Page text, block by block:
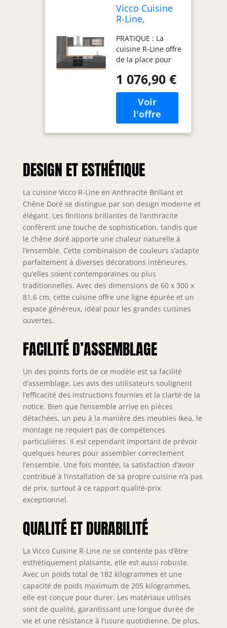
Vicco Cuisine
R-Line,
Brillant/Chêne
doré, 300cm
PRATIQUE : La
cuisine R-Line offre
de la place pour
réfrigérateur
encastrable ainsi
qu’un four. Des
façades
entièrement
intégrées pour
en option.
CONFIGURATION
FLEXIBLE : La
cuisine avec 4
meubles bas et 3
meubles hauts
peut être agrandie
et adaptée
individuellement.
Les pieds réglables
en hauteur offrent
une flexibilité
supplémentaire.
DIMENSIONS : Le
meuble de cuisine
hauteur de 207
cm. Les meubles
bas ont une
profondeur de 46
cm. Niche pour
four : 56,8x59,8x44
cm. MATÉRIAU :
Les façades et le
corps de la cuisine
sont fabriqués en
panneau de
particules de 16
mm avec
revêtement en
résine mélaminée.
est en panneau de
particules de 28
mm. CONTENU DE
LIVRAISON : bloc
de cuisine avec
plan de travail,
matériel de
montage,
instructions de
montage (sauf
indication
1 076,90 €
DESIGN ET ESTHÉTIQUE
La cuisine Vicco R-Line en Anthracite Brillant et
Chêne Doré se distingue par son design moderne et
élégant. Les finitions brillantes de l’anthracite
confèrent une touche de sophistication, tandis que
le chêne doré apporte une chaleur naturelle à
l’ensemble. Cette combinaison de couleurs s’adapte
parfaitement à diverses décorations intérieures,
qu’elles soient contemporaines ou plus
traditionnelles. Avec des dimensions de 60 x 300 x
81,6 cm, cette cuisine offre une ligne épurée et un
espace généreux, idéal pour les grandes cuisines
ouvertes.
FACILITÉ D’ASSEMBLAGE
Un des points forts de ce modèle est sa facilité
d’assemblage. Les avis des utilisateurs soulignent
l’efficacité des instructions fournies et la clarté de la
notice. Bien que l’ensemble arrive en pièces
détachées, un peu à la manière des meubles Ikea, le
montage ne requiert pas de compétences
particulières. Il est cependant important de prévoir
quelques heures pour assembler correctement
l’ensemble. Une fois montée, la satisfaction d’avoir
contribué à l’installation de sa propre cuisine n’a pas
de prix, surtout à ce rapport qualité-prix
exceptionnel.
QUALITÉ ET DURABILITÉ
La Vicco Cuisine R-Line ne se contente pas d’être
esthétiquement plaisante, elle est aussi robuste.
Avec un poids total de 182 kilogrammes et une
capacité de poids maximum de 205 kilogrammes,
elle est conçue pour durer. Les matériaux utilisés
sont de qualité, garantissant une longue durée de
vie et une résistance à l’usure quotidienne. De plus,